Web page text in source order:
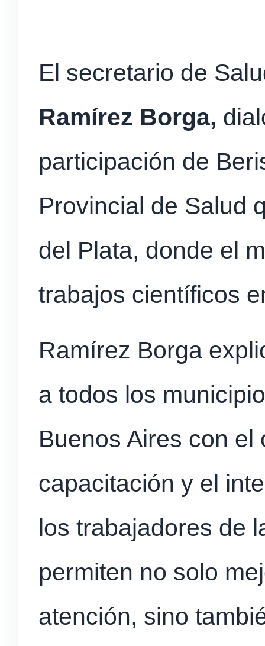
El secretario de
Ramírez Borga,
participación de
Provincial de Salud
del Plata, donde el
trabajos científicos
Ramírez Borga
a todos los
Buenos Aires con
capacitación y el
los trabajadores de
permiten no solo
atención, sino